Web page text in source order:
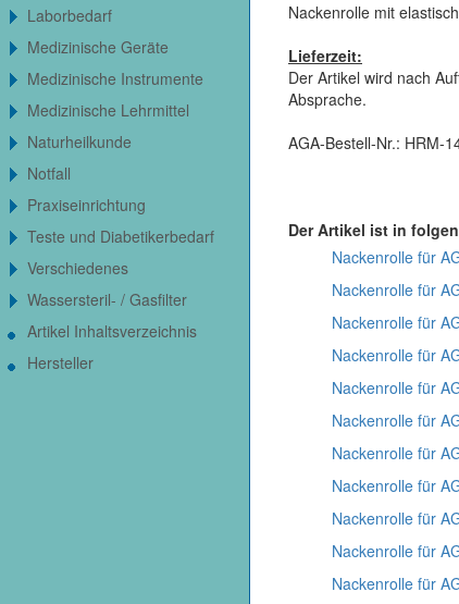
Nackenrolle mit
Lieferzeit:
Der Artikel wird nach
Absprache.
AGA-Bestell-Nr.: HRM-
Der Artikel ist in
Nackenrolle für
Nackenrolle für
Nackenrolle für
Nackenrolle für
Nackenrolle für
Nackenrolle für
Nackenrolle für
Nackenrolle für
Nackenrolle für
Nackenrolle für
Nackenrolle für
Laborbedarf
Medizinische Geräte
Medizinische Instrumente
Medizinische Lehrmittel
Naturheilkunde
Notfall
Praxiseinrichtung
Teste und Diabetikerbedarf
Verschiedenes
Wassersteril- / Gasfilter
Artikel Inhaltsverzeichnis
Hersteller